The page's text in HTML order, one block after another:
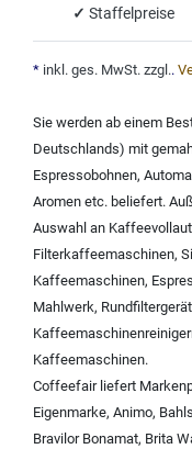
✓ Staffelpreise
* inkl. ges. MwSt. zzgl..
Sie werden ab einem
Deutschlands) mit
Espressobohnen,
Aromen etc. beliefert.
Auswahl an
Filterkaffeemaschinen,
Kaffeemaschinen,
Mahlwerk,
Kaffeemaschinen.
Coffeefair liefert
Eigenmarke, Animo,
Bravilor Bonamat, Brita